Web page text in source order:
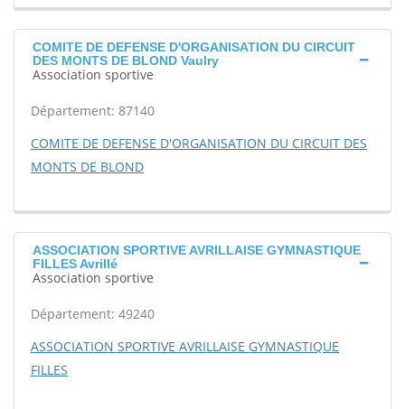
COMITE DE DEFENSE D'ORGANISATION DU CIRCUIT
DES MONTS DE BLOND Vaulry
Association sportive
Département: 87140
COMITE DE DEFENSE D'ORGANISATION DU CIRCUIT DES
MONTS DE BLOND
ASSOCIATION SPORTIVE AVRILLAISE GYMNASTIQUE
FILLES Avrillé
Association sportive
Département: 49240
ASSOCIATION SPORTIVE AVRILLAISE GYMNASTIQUE
FILLES